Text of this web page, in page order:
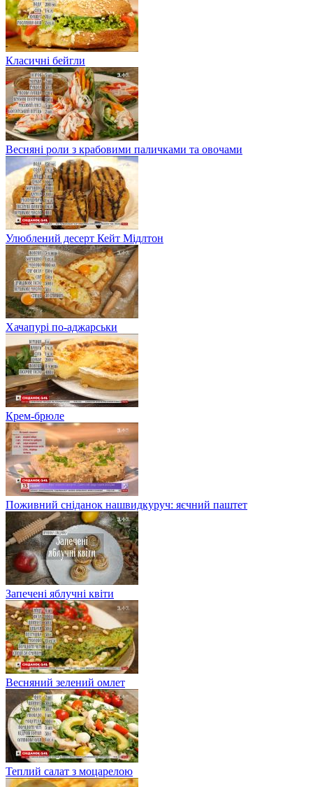
Класичні бейгли
Весняні роли з крабовими паличками та овочами
Улюблений десерт Кейт Мідлтон
Хачапурі по-аджарськи
Крем-брюле
Поживний сніданок нашвидкуруч: яєчний паштет
Запечені яблучні квіти
Весняний зелений омлет
Теплий салат з моцарелою